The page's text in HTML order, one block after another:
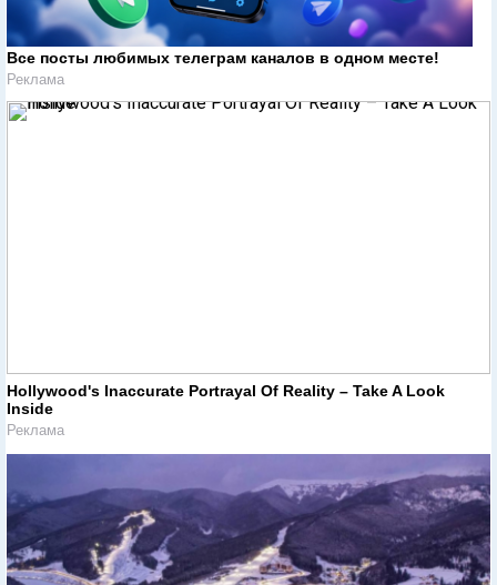
Все посты любимых телеграм каналов в одном месте!
Реклама
Hollywood's Inaccurate Portrayal Of Reality – Take A Look
Inside
Реклама